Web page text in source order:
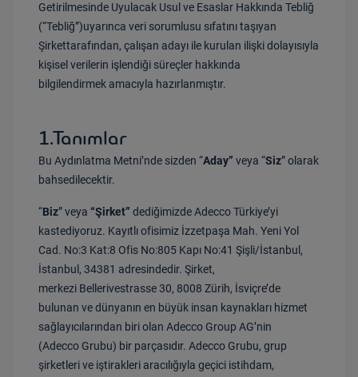
Getirilmesinde Uyulacak Usul ve Esaslar Hakkında Tebliğ
(“Tebliğ”)uyarınca veri sorumlusu sıfatını taşıyan
Şirkettarafından, çalışan adayı ile kurulan ilişki dolayısıyla
kişisel verilerin işlendiği süreçler hakkında
bilgilendirmek amacıyla hazırlanmıştır.
1.Tanımlar
Bu Aydınlatma Metni’nde sizden “Aday” veya “Siz”olarak
bahsedilecektir.
“Biz” veya “Şirket” dediğimizde Adecco Türkiye’yi
kastediyoruz. Kayıtlı ofisimiz İzzetpaşa Mah. Yeni Yol
Cad. No:3 Kat:8 Ofis No:805 Kapı No:41 Şişli/İstanbul,
İstanbul, 34381 adresindedir. Şirket,
merkezi Bellerivestrasse 30, 8008 Zürih, İsviçre’de
bulunan ve dünyanın en büyük insan kaynakları hizmet
sağlayıcılarından biri olan Adecco Group AG’nin
(Adecco Grubu) bir parçasıdır. Adecco Grubu, grup
şirketleri ve iştirakleri aracılığıyla geçici istihdam,